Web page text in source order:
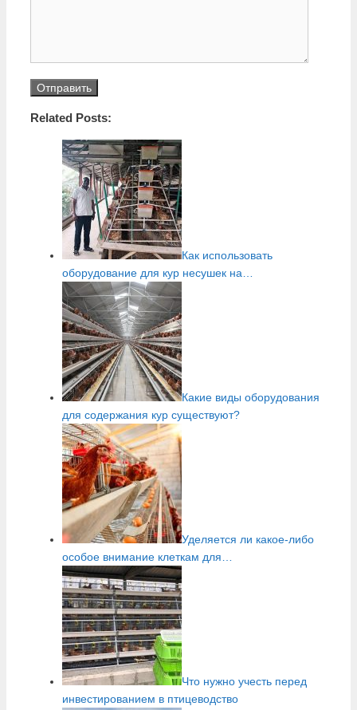
Related Posts:
Как использовать
оборудование для кур несушек на…
Какие виды оборудования
для содержания кур существуют?
Уделяется ли какое-либо
особое внимание клеткам для…
Что нужно учесть перед
инвестированием в птицеводство